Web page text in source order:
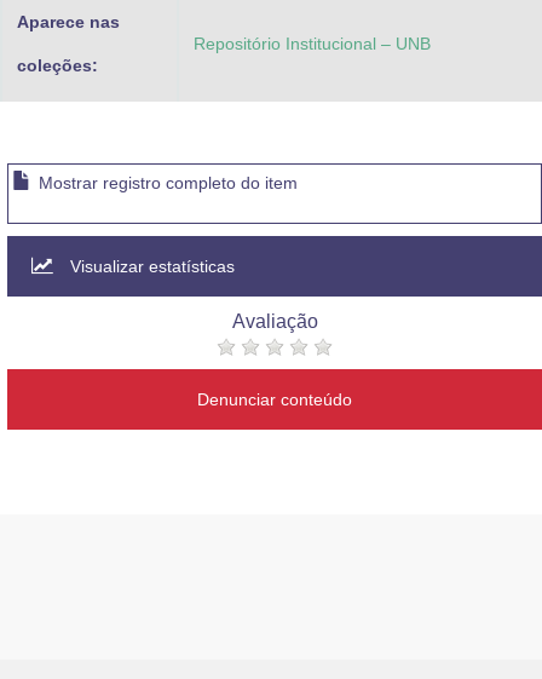
Aparece nas
coleções:
Repositório Institucional – UNB
Mostrar registro completo do item
Visualizar estatísticas
Avaliação
Denunciar conteúdo